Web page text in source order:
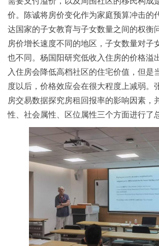
价。陈诚将房价变化作为家庭预算冲击的
达国家的子女教育与子女数量之间的权衡
房价增长速度不同的地区，子女数量对子
也不同。杨国阳研究低收入住房的价格溢
入住房会降低高档社区的住宅价值，但是
度以后，价格效应会在很大程度上减弱。
房交易数据探究房租回报率的影响因素，
性、社会属性、区位属性三个方面进行了